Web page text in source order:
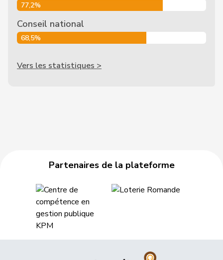
77,2%
Conseil national
68,5%
Vers les statistiques >
Partenaires de la plateforme